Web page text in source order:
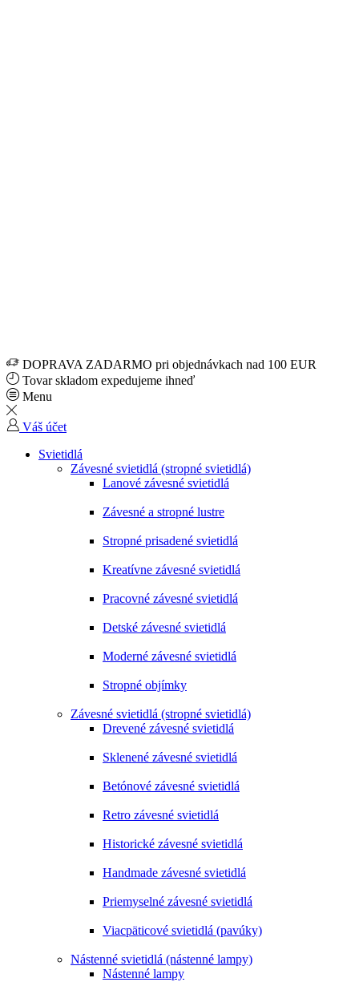
DOPRAVA ZADARMO pri objednávkach nad 100 EUR
Tovar skladom expedujeme ihneď
Menu
Váš účet
Svietidlá
Závesné svietidlá (stropné svietidlá)
Lanové závesné svietidlá
Závesné a stropné lustre
Stropné prisadené svietidlá
Kreatívne závesné svietidlá
Pracovné závesné svietidlá
Detské závesné svietidlá
Moderné závesné svietidlá
Stropné objímky
Závesné svietidlá (stropné svietidlá)
Drevené závesné svietidlá
Sklenené závesné svietidlá
Betónové závesné svietidlá
Retro závesné svietidlá
Historické závesné svietidlá
Handmade závesné svietidlá
Priemyselné závesné svietidlá
Viacpäticové svietidlá (pavúky)
Nástenné svietidlá (nástenné lampy)
Nástenné lampy